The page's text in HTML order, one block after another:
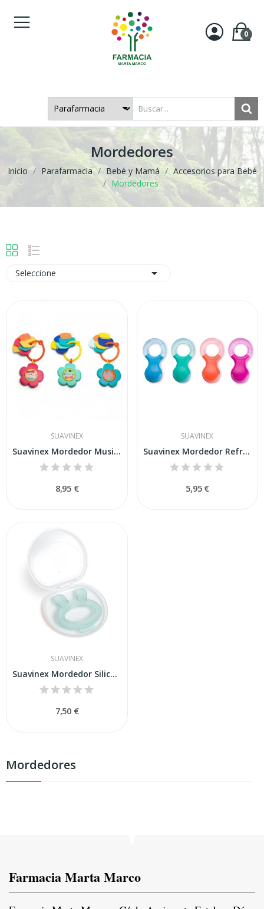
0
Mordedores
Inicio Parafarmacia Bebé y Mamá
Accesorios para Bebé
Mordedores
Mordedores
Seleccione 
SUAVINEX
Suavinex Mordedor Musical +0m
8,95 €
SUAVINEX
Suavinex Mordedor Refrigerante +4 Meses Etapa 2...
5,95 €
SUAVINEX
Suavinex Mordedor Silicona Conejo 1 und
7,50 €
Farmacia Marta Marco